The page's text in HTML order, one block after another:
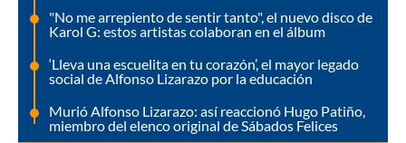
"No me arrepiento de sentir tanto", el nuevo disco de
Karol G: estos artistas colaboran en el álbum
‘Lleva una escuelita en tu corazón’, el mayor legado
social de Alfonso Lizarazo por la educación
Murió Alfonso Lizarazo: así reaccionó Hugo Patiño,
miembro del elenco original de Sábados Felices